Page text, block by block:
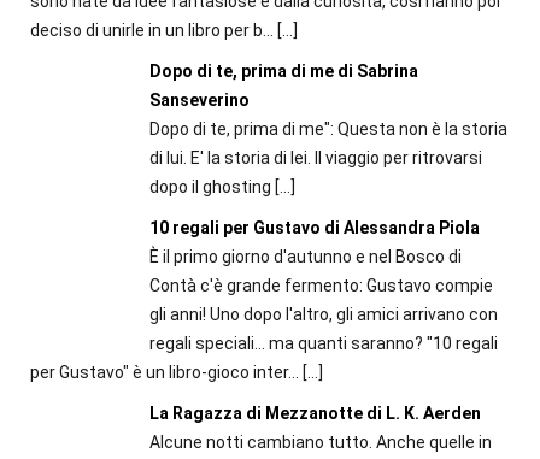
deciso di unirle in un libro per b...
[…]
Dopo di te, prima di me di Sabrina
Sanseverino
Dopo di te, prima di me": Questa non è la storia
di lui. E' la storia di lei. Il viaggio per ritrovarsi
dopo il ghosting […]
10 regali per Gustavo di Alessandra Piola
È il primo giorno d'autunno e nel Bosco di
Contà c'è grande fermento: Gustavo compie
gli anni! Uno dopo l'altro, gli amici arrivano con
regali speciali... ma quanti saranno? "10 regali
per Gustavo" è un libro-gioco inter...
[…]
La Ragazza di Mezzanotte di L. K. Aerden
Alcune notti cambiano tutto. Anche quelle in